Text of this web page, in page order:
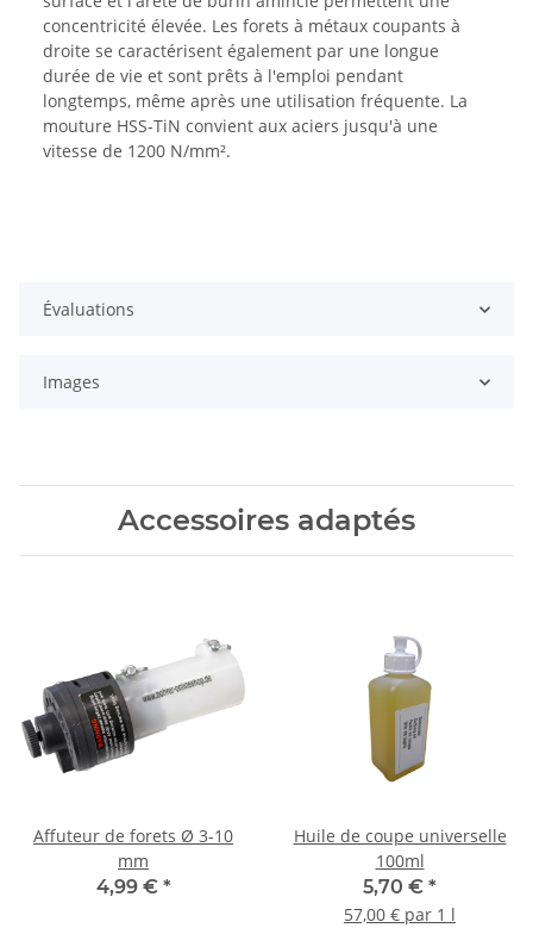
concentricité élevée. Les forets à métaux coupants à
droite se caractérisent également par une longue
durée de vie et sont prêts à l'emploi pendant
longtemps, même après une utilisation fréquente. La
mouture HSS-TiN convient aux aciers jusqu'à une
vitesse de 1200 N/mm².
Évaluations
Images
Accessoires adaptés
Affuteur de forets Ø 3-10
mm
4,99 € *
Huile de coupe universelle
100ml
5,70 € *
57,00 € par 1 l